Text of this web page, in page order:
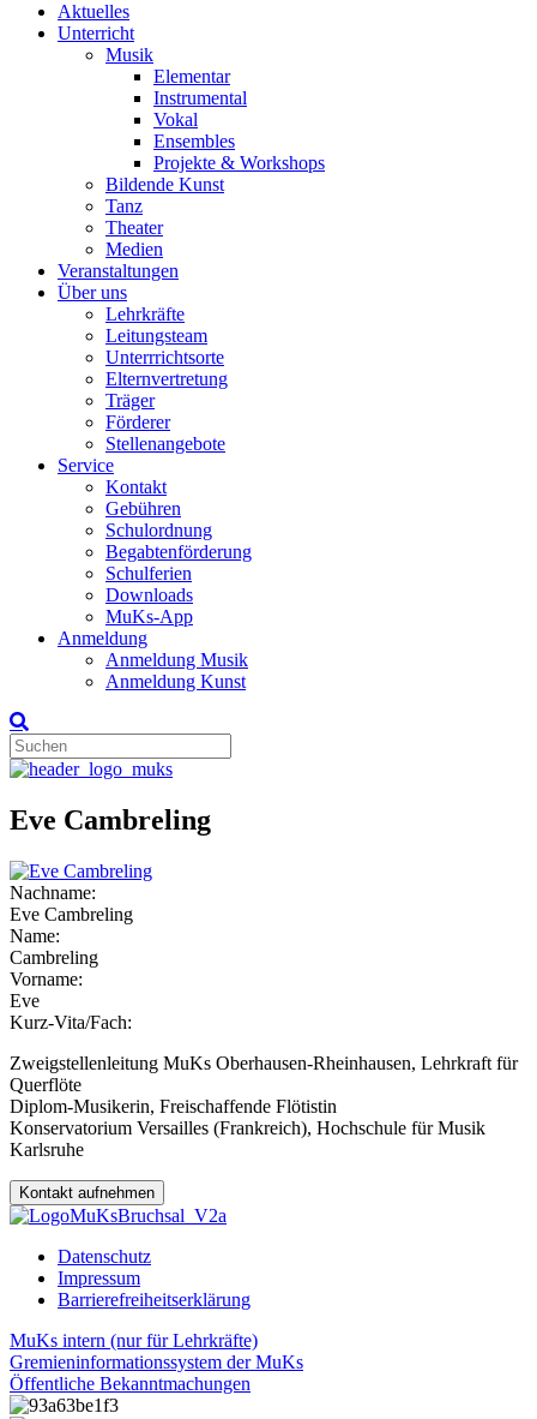
Aktuelles
Unterricht
Musik
Elementar
Instrumental
Vokal
Ensembles
Projekte & Workshops
Bildende Kunst
Tanz
Theater
Medien
Veranstaltungen
Über uns
Lehrkräfte
Leitungsteam
Unterrrichtsorte
Elternvertretung
Träger
Förderer
Stellenangebote
Service
Kontakt
Gebühren
Schulordnung
Begabtenförderung
Schulferien
Downloads
MuKs-App
Anmeldung
Anmeldung Musik
Anmeldung Kunst
Eve Cambreling
Nachname:
Eve Cambreling
Name:
Cambreling
Vorname:
Eve
Kurz-Vita/Fach:
Zweigstellenleitung MuKs Oberhausen-Rheinhausen, Lehrkraft für
Querflöte
Diplom-Musikerin, Freischaffende Flötistin
Konservatorium Versailles (Frankreich), Hochschule für Musik
Karlsruhe
Kontakt aufnehmen
Datenschutz
Impressum
Barrierefreiheitserklärung
MuKs intern (nur für Lehrkräfte)
Gremieninformationssystem der MuKs
Öffentliche Bekanntmachungen